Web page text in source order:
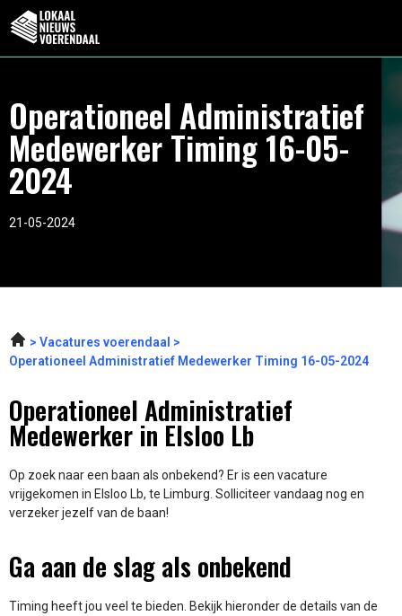
Operationeel Administratief
Medewerker Timing 16-05-
2024
21-05-2024
Vacatures voerendaal
Operationeel Administratief Medewerker Timing 16-05-2024
Operationeel Administratief
Medewerker in Elsloo Lb
Op zoek naar een baan als onbekend? Er is een vacature
vrijgekomen in Elsloo Lb, te Limburg. Solliciteer vandaag nog en
verzeker jezelf van de baan!
Ga aan de slag als onbekend
Timing heeft jou veel te bieden. Bekijk hieronder de details van de